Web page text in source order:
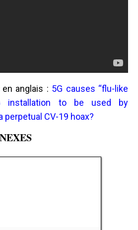
anglais : 5G causes “flu-like
installation to be used by
perpetual CV-19 hoax?